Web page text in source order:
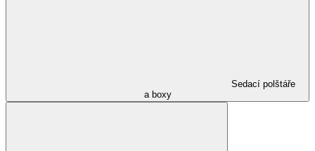
Sedací polštáře
a boxy